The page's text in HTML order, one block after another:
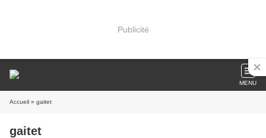
Publicité
MENU
Accueil » gaitet
gaitet